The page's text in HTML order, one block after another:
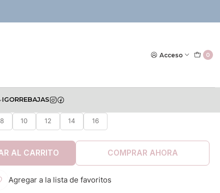
Acceso 0
IGORREBAJAS
Mayoral 2023
8
10 12 14 16
AL CARRITO COMPRAR AHORA
Agregar a la lista de favoritos